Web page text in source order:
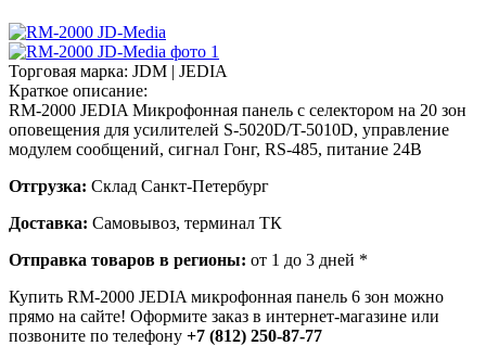
Торговая марка: JDM | JEDIA
Краткое описание:
RM-2000 JEDIA Микрофонная панель с селектором на 20 зон
оповещения для усилителей S-5020D/T-5010D, управление
модулем сообщений, сигнал Гонг, RS-485, питание 24В
Отгрузка: Склад Санкт-Петербург
Доставка: Самовывоз, терминал ТК
Отправка товаров в регионы: от 1 до 3 дней *
Купить RM-2000 JEDIA микрофонная панель 6 зон можно
прямо на сайте! Оформите заказ в интернет-магазине или
позвоните по телефону +7 (812) 250-87-77